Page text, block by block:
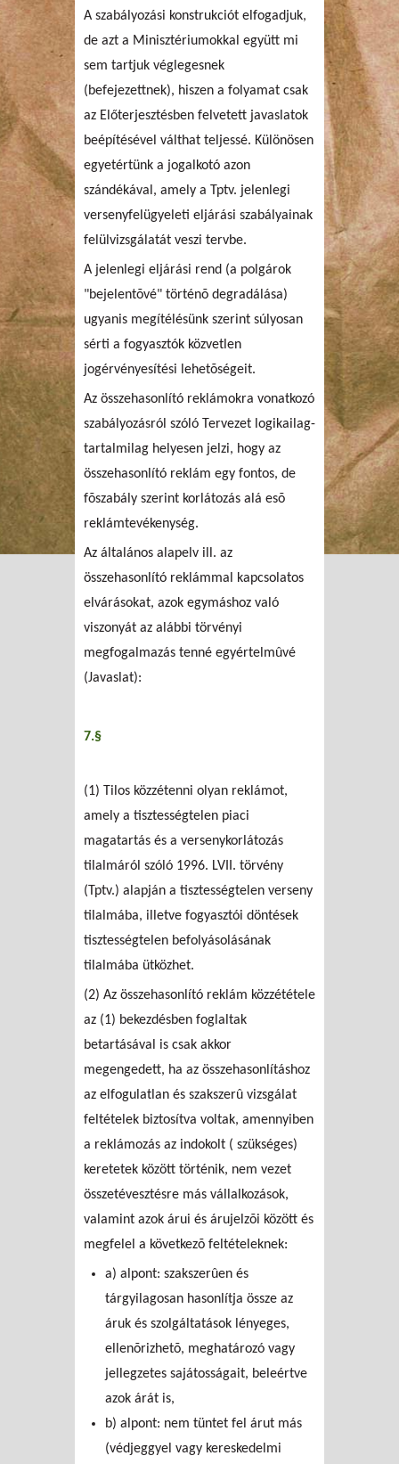
A szabályozási konstrukciót elfogadjuk,
de azt a Minisztériumokkal együtt mi
sem tartjuk véglegesnek
(befejezettnek), hiszen a folyamat csak
az Előterjesztésben felvetett javaslatok
beépítésével válthat teljessé. Különösen
egyetértünk a jogalkotó azon
szándékával, amely a Tptv. jelenlegi
versenyfelügyeleti eljárási szabályainak
felülvizsgálatát veszi tervbe.
A jelenlegi eljárási rend (a polgárok
"bejelentõvé" történõ degradálása)
ugyanis megítélésünk szerint súlyosan
sérti a fogyasztók közvetlen
jogérvényesítési lehetõségeit.
Az összehasonlító reklámokra vonatkozó
szabályozásról szóló Tervezet logikailag-
tartalmilag helyesen jelzi, hogy az
összehasonlító reklám egy fontos, de
fõszabály szerint korlátozás alá esõ
reklámtevékenység.
Az általános alapelv ill. az
összehasonlító reklámmal kapcsolatos
elvárásokat, azok egymáshoz való
viszonyát az alábbi törvényi
megfogalmazás tenné egyértelmûvé
(Javaslat):
7.§
(1) Tilos közzétenni olyan reklámot,
amely a tisztességtelen piaci
magatartás és a versenykorlátozás
tilalmáról szóló 1996. LVII. törvény
(Tptv.) alapján a tisztességtelen verseny
tilalmába, illetve fogyasztói döntések
tisztességtelen befolyásolásának
tilalmába ütközhet.
(2) Az összehasonlító reklám közzététele
az (1) bekezdésben foglaltak
betartásával is csak akkor
megengedett, ha az összehasonlításhoz
az elfogulatlan és szakszerû vizsgálat
feltételek biztosítva voltak, amennyiben
a reklámozás az indokolt ( szükséges)
keretetek között történik, nem vezet
összetévesztésre más vállalkozások,
valamint azok árui és árujelzõi között és
megfelel a következõ feltételeknek:
a) alpont: szakszerûen és
tárgyilagosan hasonlítja össze az
áruk és szolgáltatások lényeges,
ellenõrizhetõ, meghatározó vagy
jellegzetes sajátosságait, beleértve
azok árát is,
b) alpont: nem tüntet fel árut más
(védjeggyel vagy kereskedelmi